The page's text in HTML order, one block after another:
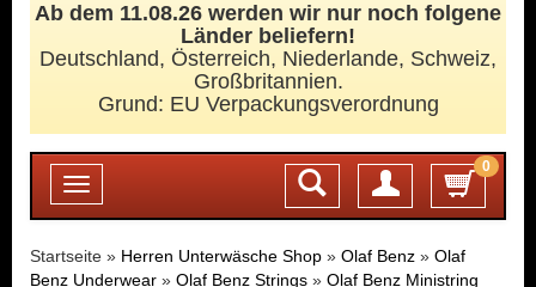
Ab dem 11.08.26 werden wir nur noch folgene
Länder beliefern!
Deutschland, Österreich, Niederlande, Schweiz,
Großbritannien.
Grund: EU Verpackungsverordnung
Toggle
navigation
0
Login
Startseite » Herren Unterwäsche Shop » Olaf Benz » Olaf
Benz Underwear » Olaf Benz Strings » Olaf Benz Ministring